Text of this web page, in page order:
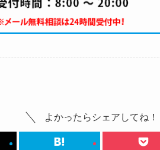
よかったらシェアしてね！